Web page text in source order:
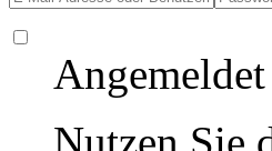
Nutzen Sie